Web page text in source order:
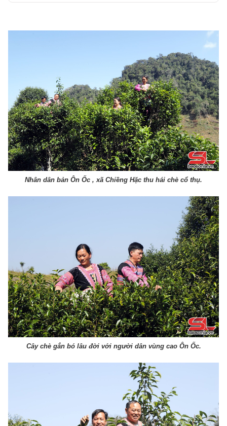
Nhân dân bản Ôn Ốc , xã Chiềng Hặc thu hái chè cổ thụ.
Cây chè gắn bó lâu đời với người dân vùng cao Ôn Ốc.